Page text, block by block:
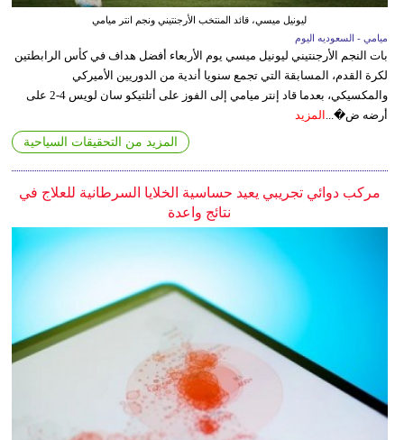
ليونيل ميسي، قائد المنتخب الأرجنتيني ونجم انتر ميامي
ميامي - السعوديه اليوم
بات النجم الأرجنتيني ليونيل ميسي يوم الأربعاء أفضل هداف في كأس الرابطتين
لكرة القدم، المسابقة التي تجمع سنويا أندية من الدوريين الأميركي
والمكسيكي، بعدما قاد إنتر ميامي إلى الفوز على أتلتيكو سان لويس 4-2 على
أرضه ض�... المزيد
المزيد من التحقيقات السياحية
مركب دوائي تجريبي يعيد حساسية الخلايا السرطانية للعلاج في
نتائج واعدة